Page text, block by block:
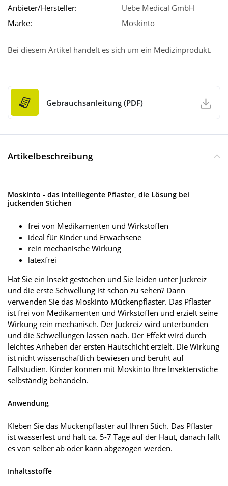
Anbieter/Hersteller:
Uebe Medical GmbH
Marke:
Moskinto
Bei diesem Artikel handelt es sich um ein Medizinprodukt.
Gebrauchsanleitung (PDF)
Artikelbeschreibung
Moskinto - das intelliegente Pflaster, die Lösung bei
juckenden Stichen
frei von Medikamenten und Wirkstoffen
ideal für Kinder und Erwachsene
rein mechanische Wirkung
latexfrei
Hat Sie ein Insekt gestochen und Sie leiden unter Juckreiz
und die erste Schwellung ist schon zu sehen? Dann
verwenden Sie das Moskinto Mückenpflaster. Das Pflaster
ist frei von Medikamenten und Wirkstoffen und erzielt seine
Wirkung rein mechanisch. Der Juckreiz wird unterbunden
und die Schwellungen lassen nach. Der Effekt wird durch
leichtes Anheben der ersten Hautschicht erzielt. Die Wirkung
ist nicht wissenschaftlich bewiesen und beruht auf
Fallstudien. Kinder können mit Moskinto Ihre Insektenstiche
selbständig behandeln.
Anwendung
Kleben Sie das Mückenpflaster auf Ihren Stich. Das Pflaster
ist wasserfest und hält ca. 5-7 Tage auf der Haut, danach fällt
es von selber ab oder kann abgezogen werden.
Inhaltsstoffe